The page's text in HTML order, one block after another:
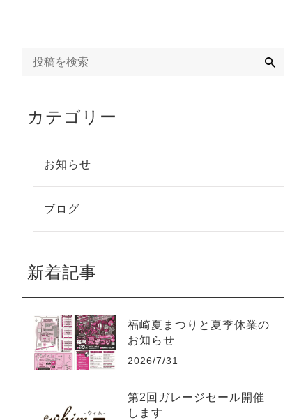
カテゴリー
お知らせ
ブログ
新着記事
福崎夏まつりと夏季休業の
お知らせ
2026/7/31
第2回ガレージセール開催
します